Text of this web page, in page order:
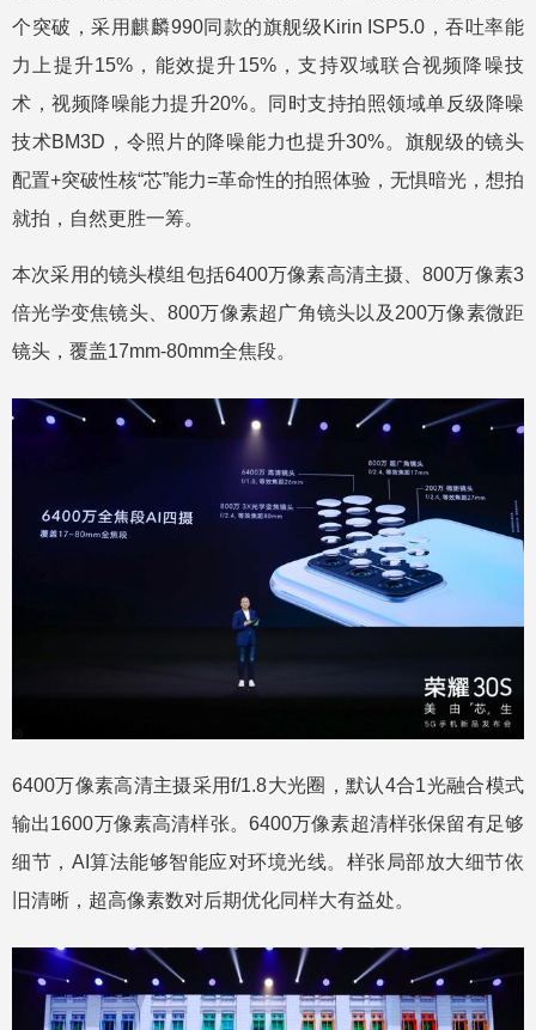
个突破，采用麒麟990同款的旗舰级Kirin ISP5.0，吞吐率能
力上提升15%，能效提升15%，支持双域联合视频降噪技
术，视频降噪能力提升20%。同时支持拍照领域单反级降噪
技术BM3D，令照片的降噪能力也提升30%。旗舰级的镜头
配置+突破性核“芯”能力=革命性的拍照体验，无惧暗光，想拍
就拍，自然更胜一筹。
本次采用的镜头模组包括6400万像素高清主摄、800万像素3
倍光学变焦镜头、800万像素超广角镜头以及200万像素微距
镜头，覆盖17mm-80mm全焦段。
6400万像素高清主摄采用f/1.8大光圈，默认4合1光融合模式
输出1600万像素高清样张。6400万像素超清样张保留有足够
细节，AI算法能够智能应对环境光线。样张局部放大细节依
旧清晰，超高像素数对后期优化同样大有益处。